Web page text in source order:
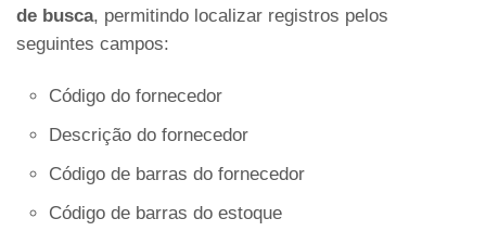
de busca, permitindo localizar registros pelos
seguintes campos:
Código do fornecedor
Descrição do fornecedor
Código de barras do fornecedor
Código de barras do estoque